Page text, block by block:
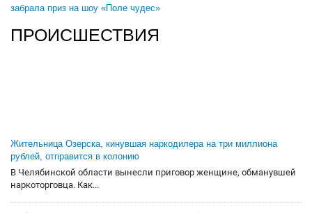
забрала приз на шоу «Поле чудес»
ПРОИСШЕСТВИЯ
Жительница Озерска, кинувшая наркодилера на три миллиона
рублей, отправится в колонию
В Челябинской области вынесли приговор женщине, обманувшей
наркоторговца. Как...